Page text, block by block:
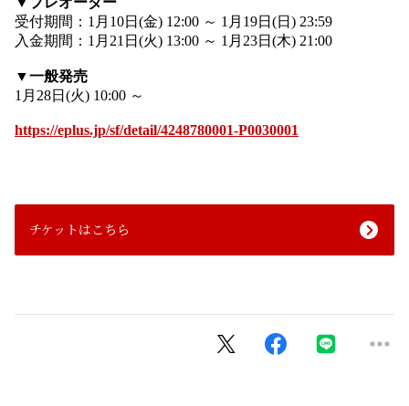
受付期間：1月10日(金) 12:00 ～ 1月19日(日) 23:59
入金期間：1月21日(火) 13:00 ～ 1月23日(木) 21:00
▼一般発売
1月28日(火) 10:00 ～
https://eplus.jp/sf/detail/4248780001-P0030001
チケットはこちら